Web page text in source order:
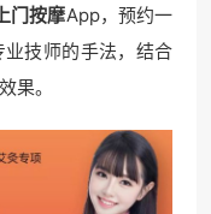
上门按摩App，预约一
业技师的手法，结合
果。